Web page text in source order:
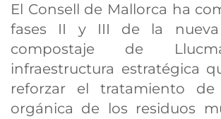
El Consell de Mallorca ha
fases II y III de la
compostaje de
infraestructura estratégica
reforzar el tratamiento de
orgánica de los residuos